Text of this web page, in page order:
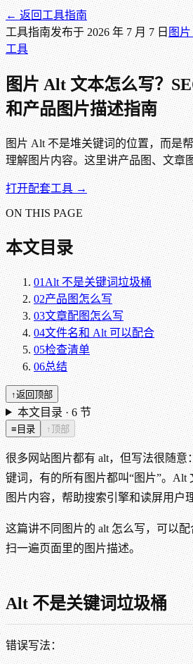
← 返回工具指南
工具指南发布于2026 年 7 月 7 日图
工具
图片 Alt 文本怎么写？
和产品图片描述指南
图片 Alt 不是堆关键词的位置，而是
理解图片内容。这里讲产品图、文章
打开配套工具 →
ON THIS PAGE
本文目录
01Alt 不是关键词垃圾桶
02产品图怎么写
03文章配图怎么写
04文件名和 Alt 可以配合
05检查清单
06总结
↑返回顶部
本文目录 ·6节
≡ 目录 ↑顶部
很多网站图片都有 alt，但写法很随意
键词，有的所有图片都叫“图片”。Alt
图片内容，帮助搜索引擎和读屏用户
这篇讲不同图片的 alt 怎么写，可以
扫一遍页面里的图片描述。
Alt 不是关键词垃圾桶
错误写法：